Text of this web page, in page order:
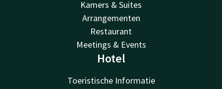
Kamers & Suites
Arrangementen
Restaurant
Meetings & Events
Hotel
Toeristische Informatie